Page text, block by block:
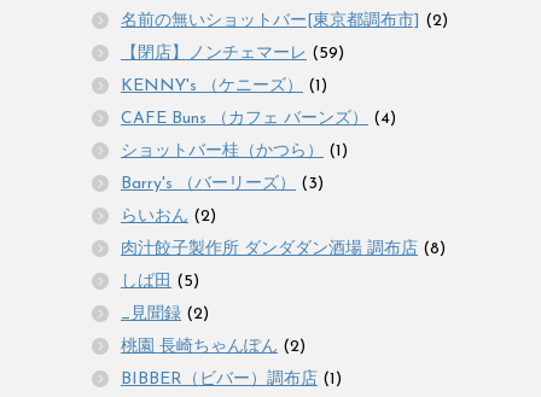
名前の無いショットバー[東京都調布市]
(2)
【閉店】ノンチェマーレ (59)
KENNY's （ケニーズ）
(1)
CAFE Buns （カフェ バーンズ）
(4)
ショットバー桂（かつら）
(1)
Barry's （バーリーズ）
(3)
らいおん (2)
肉汁餃子製作所 ダンダダン酒場 調布店 (8)
しば田 (5)
_見聞録 (2)
桃園 長崎ちゃんぽん (2)
BIBBER（ビバー）調布店 (1)